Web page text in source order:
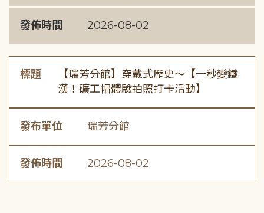
發佈時間 2026-08-02
標題
【瑞芳分館】穿戴式歷史〜【一秒變鐵
漢！礦工帽體驗拍照打卡活動】
發布單位 瑞芳分館
發佈時間 2026-08-02